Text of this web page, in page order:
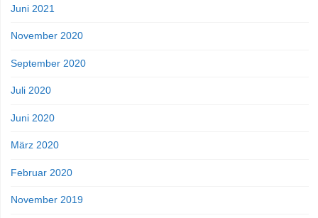
Juni 2021
November 2020
September 2020
Juli 2020
Juni 2020
März 2020
Februar 2020
November 2019